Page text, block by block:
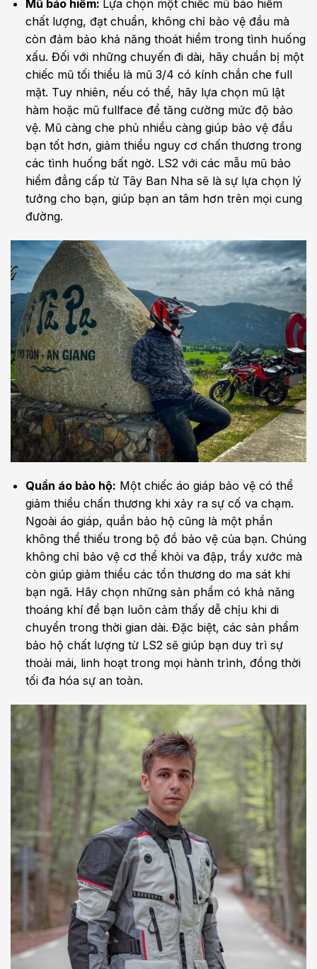
Mũ bảo hiểm: Lựa chọn một chiếc mũ bảo hiểm
chất lượng, đạt chuẩn, không chỉ bảo vệ đầu mà
còn đảm bảo khả năng thoát hiểm trong tình huống
xấu. Đối với những chuyến đi dài, hãy chuẩn bị một
chiếc mũ tối thiểu là mũ 3/4 có kính chắn che full
mặt. Tuy nhiên, nếu có thể, hãy lựa chọn mũ lật
hàm hoặc mũ fullface để tăng cường mức độ bảo
vệ. Mũ càng che phủ nhiều càng giúp bảo vệ đầu
bạn tốt hơn, giảm thiểu nguy cơ chấn thương trong
các tình huống bất ngờ. LS2 với các mẫu mũ bảo
hiểm đẳng cấp từ Tây Ban Nha sẽ là sự lựa chọn lý
tưởng cho bạn, giúp bạn an tâm hơn trên mọi cung
đường.
Quần áo bảo hộ: Một chiếc áo giáp bảo vệ có thể
giảm thiểu chấn thương khi xảy ra sự cố va chạm.
Ngoài áo giáp, quần bảo hộ cũng là một phần
không thể thiếu trong bộ đồ bảo vệ của bạn. Chúng
không chỉ bảo vệ cơ thể khỏi va đập, trầy xước mà
còn giúp giảm thiểu các tổn thương do ma sát khi
bạn ngã. Hãy chọn những sản phẩm có khả năng
thoáng khí để bạn luôn cảm thấy dễ chịu khi di
chuyển trong thời gian dài. Đặc biệt, các sản phẩm
bảo hộ chất lượng từ LS2 sẽ giúp bạn duy trì sự
thoải mái, linh hoạt trong mọi hành trình, đồng thời
tối đa hóa sự an toàn.